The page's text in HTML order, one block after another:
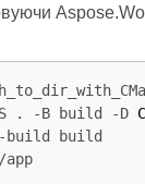
S . -B build -D